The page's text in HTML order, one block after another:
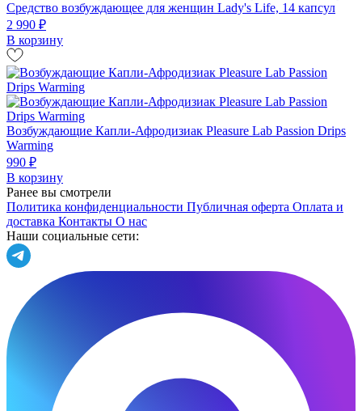
Средство возбуждающее для женщин Lady's Life, 14 капсул
2 990 ₽
В корзину
Возбуждающие Капли-Афродизиак Pleasure Lab Passion Drips
Warming
990 ₽
В корзину
Ранее вы смотрели
Политика конфиденциальности Публичная оферта Оплата и
доставка Контакты О нас
Наши социальные сети: